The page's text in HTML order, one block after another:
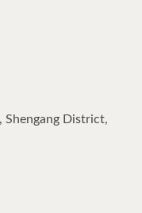
Shengang District,